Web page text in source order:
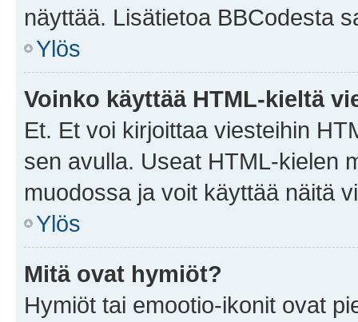
näyttää. Lisätietoa BBCodesta
Ylös
Voinko käyttää HTML-kieltä
Et. Et voi kirjoittaa viesteihin
sen avulla. Useat HTML-kielen
muodossa ja voit käyttää näitä
Ylös
Mitä ovat hymiöt?
Hymiöt tai emootio-ikonit ovat